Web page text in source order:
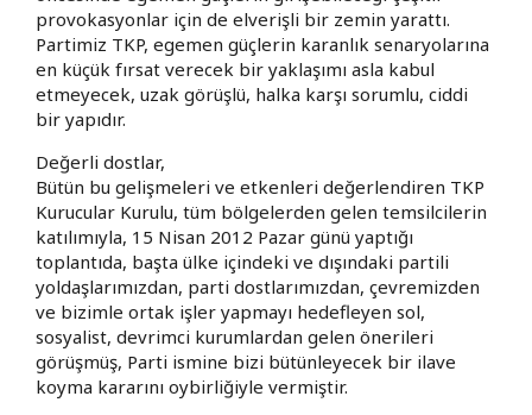
provokasyonlar için de elverişli bir zemin yarattı.
Partimiz TKP, egemen güçlerin karanlık senaryolarına
en küçük fırsat verecek bir yaklaşımı asla kabul
etmeyecek, uzak görüşlü, halka karşı sorumlu, ciddi
bir yapıdır.
Değerli dostlar,
Bütün bu gelişmeleri ve etkenleri değerlendiren TKP
Kurucular Kurulu, tüm bölgelerden gelen temsilcilerin
katılımıyla, 15 Nisan 2012 Pazar günü yaptığı
toplantıda, başta ülke içindeki ve dışındaki partili
yoldaşlarımızdan, parti dostlarımızdan, çevremizden
ve bizimle ortak işler yapmayı hedefleyen sol,
sosyalist, devrimci kurumlardan gelen önerileri
görüşmüş, Parti ismine bizi bütünleyecek bir ilave
koyma kararını oybirliğiyle vermiştir.